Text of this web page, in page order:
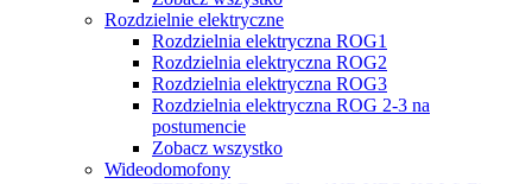
Rozdzielnie elektryczne
Rozdzielnia elektryczna ROG1
Rozdzielnia elektryczna ROG2
Rozdzielnia elektryczna ROG3
Rozdzielnia elektryczna ROG 2-3 na
postumencie
Zobacz wszystko
Wideodomofony